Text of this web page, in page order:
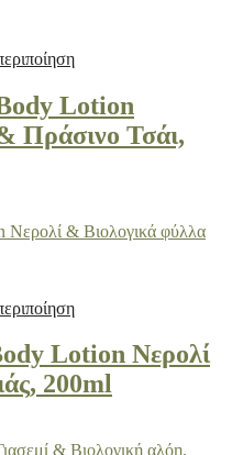
Lotion
Πράσινο Τσάι,
Lotion Νερολί
200ml